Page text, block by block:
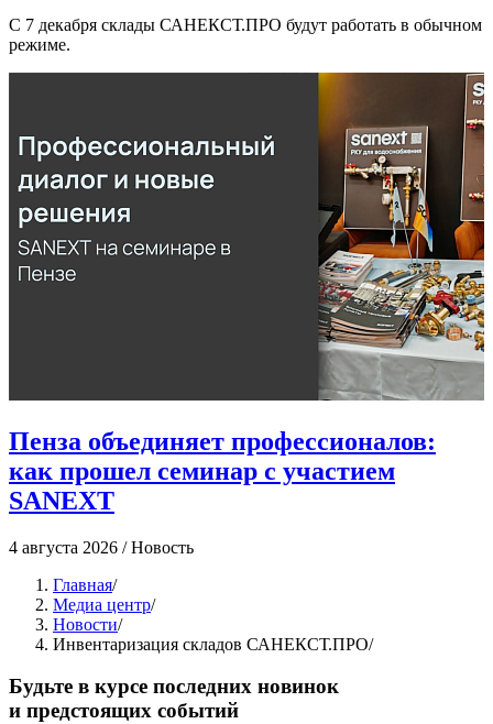
С 7 декабря склады САНЕКСТ.ПРО будут работать в обычном
режиме.
Пенза объединяет профессионалов:
как прошел семинар с участием
SANEXT
4 августа 2026 / Новость
Главная/
Медиа центр/
Новости/
Инвентаризация складов САНЕКСТ.ПРО/
Будьте в курсе последних новинок
и предстоящих событий